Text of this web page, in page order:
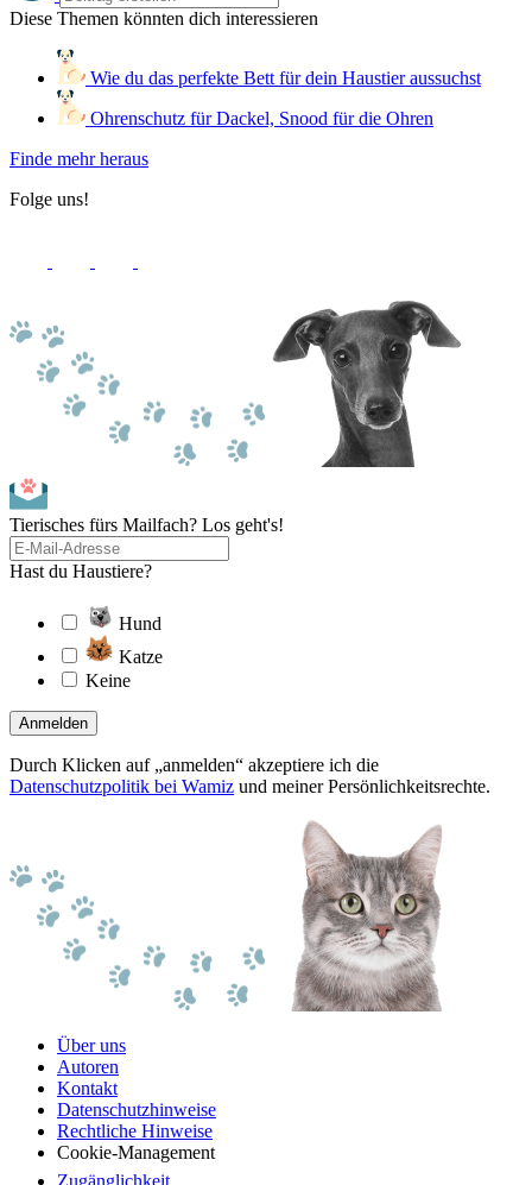
Diese Themen könnten dich interessieren
Wie du das perfekte Bett für dein Haustier aussuchst
Ohrenschutz für Dackel, Snood für die Ohren
Finde mehr heraus
Folge uns!
Tierisches fürs Mailfach? Los geht's!
Hast du Haustiere?
Hund
Katze
Keine
Anmelden
Durch Klicken auf „anmelden“ akzeptiere ich die
Datenschutzpolitik bei Wamiz und meiner Persönlichkeitsrechte.
Über uns
Autoren
Kontakt
Datenschutzhinweise
Rechtliche Hinweise
Cookie-Management
Zugänglichkeit